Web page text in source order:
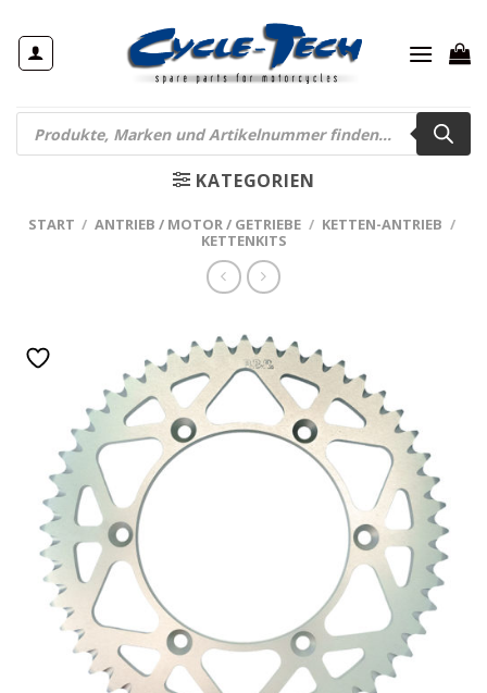
Inhalt
springen
Products
search
KATEGORIEN
START / ANTRIEB / MOTOR / GETRIEBE / KETTEN-ANTRIEB /
KETTENKITS